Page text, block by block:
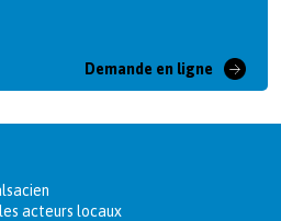
Demande en ligne
acteurs locaux